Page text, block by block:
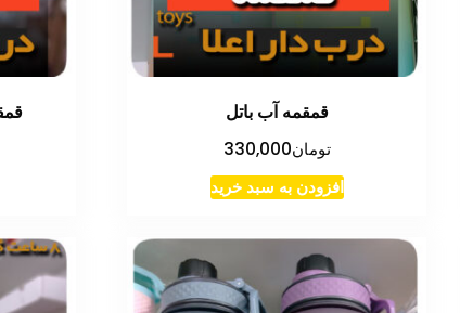
قمقمه آب باتل
تومان330,000
افزودن به سبد خرید